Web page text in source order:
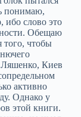
понимаю,
ибо слово это
Обещаю
чтобы
Ляшенко, Киев
активно
Однако у
этой книги.